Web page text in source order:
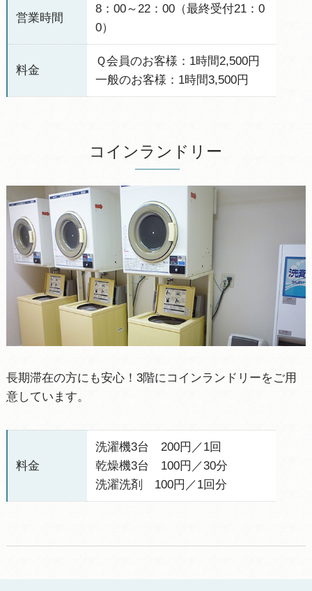
営業時間
8：00～22：00（最終受付21：0
0）
料金
Ｑ会員のお客様：1時間2,500円
一般のお客様：1時間3,500円
コインランドリー
長期滞在の方にも安心！3階にコインランドリーをご用
意しています。
料金
洗濯機3台 200円／1回
乾燥機3台 100円／30分
洗濯洗剤 100円／1回分